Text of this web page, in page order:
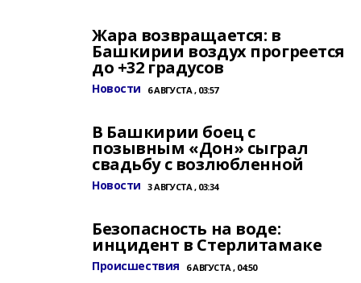
Жара возвращается: в
Башкирии воздух прогреется
до +32 градусов
Новости 6 АВГУСТА , 03:57
В Башкирии боец с
позывным «Дон» сыграл
свадьбу с возлюбленной
Новости 3 АВГУСТА , 03:34
Безопасность на воде:
инцидент в Стерлитамаке
Происшествия 6 АВГУСТА , 04:50